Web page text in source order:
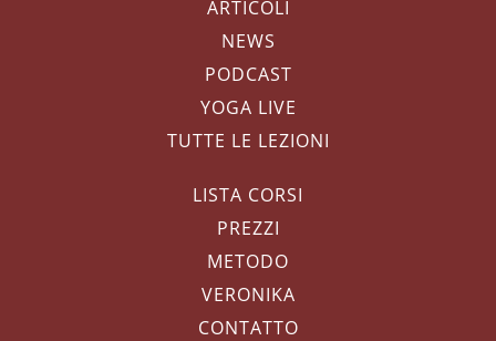
ARTICOLI
NEWS
PODCAST
YOGA LIVE
TUTTE LE LEZIONI
LISTA CORSI
PREZZI
METODO
VERONIKA
CONTATTO